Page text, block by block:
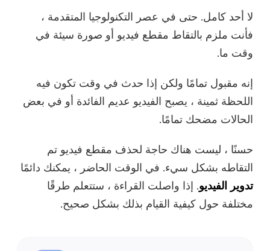
تحويل الفيديو مجانا
محرر فيديو مجانا
ضاغط صور مجاني
قوات الدفاع الشعبي الحر ضاغط
لا أحد كامل. حتى في عصر التكنولوجيا المتقدمة ،
فأنت ملزم بالتقاط مقطع فيديو أو صورة سيئة في
وقت ما.
إنه مقبول تمامًا ولكن إذا حدث في وقت تكون فيه
اللحظة ثمينة ، يصبح الفيديو عديم الفائدة أو في بعض
الحالات مضحك تمامًا.
حسنًا ، ليست هناك حاجة لحذف مقطع فيديو تم
التقاطه بشكل سيء. في الوقت الحاضر ، يمكنك دائمًا
تدوير الفيديو. إذا واصلت القراءة ، ستتعلم طرقًا
مختلفة حول كيفية القيام بذلك بشكل صحيح.